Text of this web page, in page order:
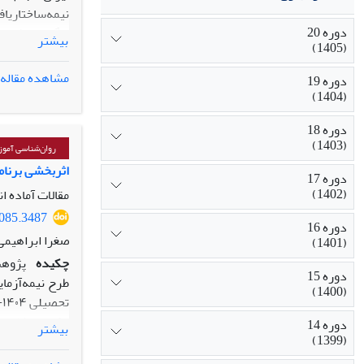
اجتماعی،
اقتصادی،
مداخله‌گر
شد.
شایستگی و
بیشتر
مشاهده مقاله
روان‌شناسی
اثربخشی
مقالات آماده
صغرا
چکیده
طرح
بیشتر
دوره 20
(1405)
دوره 19
(1404)
دوره 18
(1403)
دوره 17
(1402)
دوره 16
(1401)
دوره 15
(1400)
دوره 14
(1399)